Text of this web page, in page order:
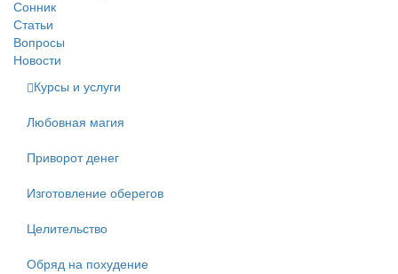
Сонник
Статьи
Вопросы
Новости
Курсы и услуги
Любовная магия
Приворот денег
Изготовление оберегов
Целительство
Обряд на похудение